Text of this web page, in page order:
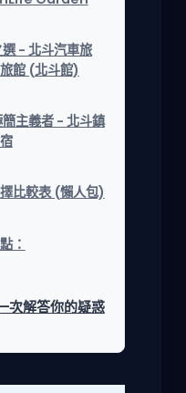
- 北斗汽車旅
館 (北斗館)
主義者 - 北斗鎮
比較表 (懶人包)
：
次解答你的疑惑